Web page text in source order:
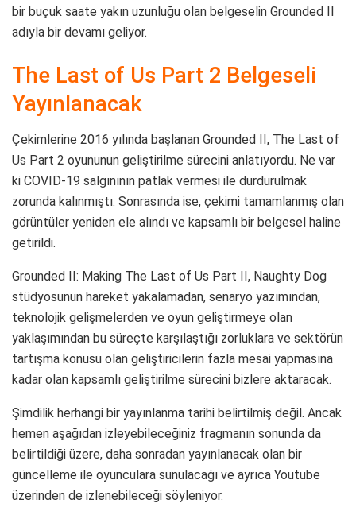
bir buçuk saate yakın uzunluğu olan belgeselin Grounded II
adıyla bir devamı geliyor.
The Last of Us Part 2 Belgeseli
Yayınlanacak
Çekimlerine 2016 yılında başlanan Grounded II, The Last of
Us Part 2 oyununun geliştirilme sürecini anlatıyordu. Ne var
ki COVID-19 salgınının patlak vermesi ile durdurulmak
zorunda kalınmıştı. Sonrasında ise, çekimi tamamlanmış olan
görüntüler yeniden ele alındı ve kapsamlı bir belgesel haline
getirildi.
Grounded II: Making The Last of Us Part II, Naughty Dog
stüdyosunun hareket yakalamadan, senaryo yazımından,
teknolojik gelişmelerden ve oyun geliştirmeye olan
yaklaşımından bu süreçte karşılaştığı zorluklara ve sektörün
tartışma konusu olan geliştiricilerin fazla mesai yapmasına
kadar olan kapsamlı geliştirilme sürecini bizlere aktaracak.
Şimdilik herhangi bir yayınlanma tarihi belirtilmiş değil. Ancak
hemen aşağıdan izleyebileceğiniz fragmanın sonunda da
belirtildiği üzere, daha sonradan yayınlanacak olan bir
güncelleme ile oyunculara sunulacağı ve ayrıca Youtube
üzerinden de izlenebileceği söyleniyor.